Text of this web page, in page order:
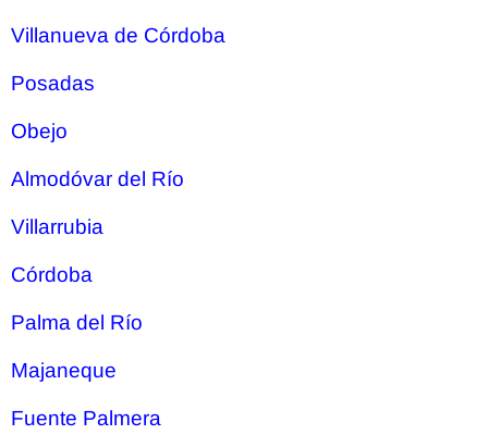
Villanueva de Córdoba
Posadas
Obejo
Almodóvar del Río
Villarrubia
Córdoba
Palma del Río
Majaneque
Fuente Palmera